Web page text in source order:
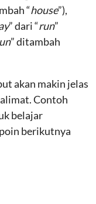
“house”),
” dari “run”
” ditambah
akan makin jelas
Contoh
belajar
berikutnya